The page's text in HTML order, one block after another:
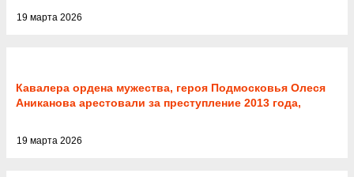
19 марта 2026
Кавалера ордена мужества, героя Подмосковья Олеся
Аниканова арестовали за преступление 2013 года,
19 марта 2026